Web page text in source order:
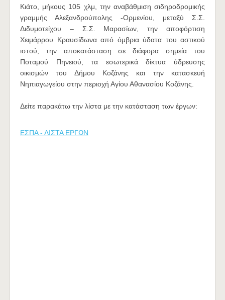
Κιάτο, μήκους 105 χλμ, την αναβάθμιση σιδηροδρομικής
γραμμής Αλεξανδρούπολης -Ορμενίου, μεταξύ Σ.Σ.
Διδυμοτείχου – Σ.Σ. Μαρασίων, την αποφόρτιση
Χειμάρρου Κραυσίδωνα από όμβρια ύδατα του αστικού
ιστού, την αποκατάσταση σε διάφορα σημεία του
Ποταμού Πηνειού, τα εσωτερικά δίκτυα ύδρευσης
οικισμών του Δήμου Κοζάνης και την κατασκευή
Νηπιαγωγείου στην περιοχή Αγίου Αθανασίου Κοζάνης.
Δείτε παρακάτω την λίστα με την κατάσταση των έργων:
ΕΣΠΑ - ΛΙΣΤΑ ΕΡΓΩΝ